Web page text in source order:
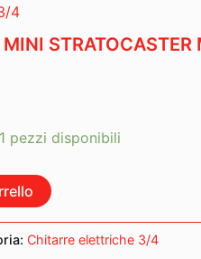
4
MINI
pezzi disponibili
Chitarre elettriche 3/4